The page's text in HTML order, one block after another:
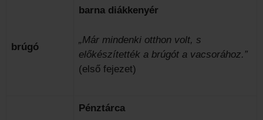
brúgó
barna diákkenyér
„Már mindenki otthon volt, s
előkészítették a brúgót a vacsorához.”
(első fejezet)
Pénztárca